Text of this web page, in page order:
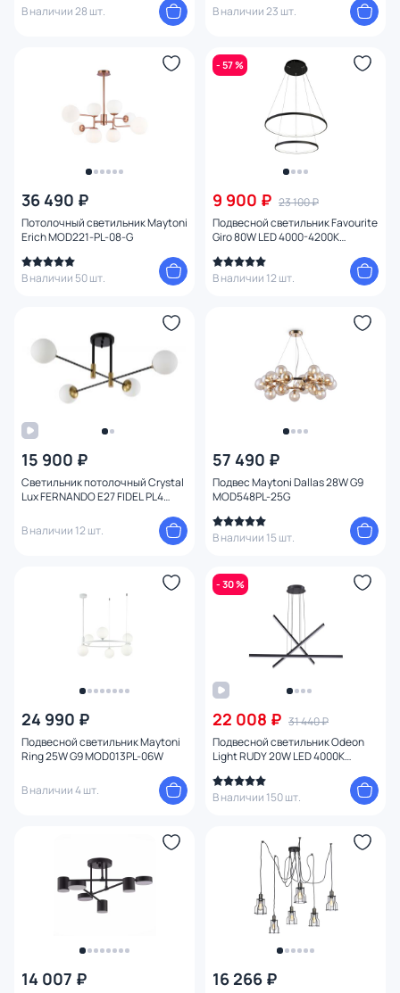
В наличии 28 шт. В наличии 23 шт.
36 490 ₽
Потолочный светильник Maytoni
Erich MOD221-PL-08-G
В наличии 50 шт.
- 57 %
9 900 ₽ 23 100 ₽
Подвесной светильник Favourite
Giro 80W LED 4000-4200К
10P
В наличии 12 шт.
15 900 ₽
Светильник потолочный Crystal
Lux FERNANDO E27 FIDEL PL4
В наличии 12 шт.
57 490 ₽
Подвес Maytoni Dallas 28W G9
MOD548PL-25G
В наличии 15 шт.
24 990 ₽
Подвесной светильник Maytoni
Ring 25W G9 MOD013PL-06W
В наличии 4 шт.
- 30 %
22 008 ₽ 31 440 ₽
Подвесной светильник Odeon
Light RUDY 20W LED 4000К
В наличии 150 шт.
14 007 ₽ 16 266 ₽